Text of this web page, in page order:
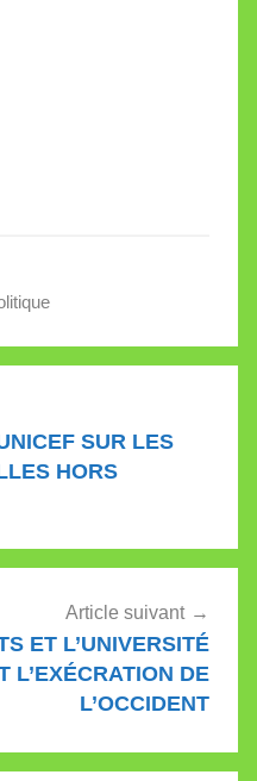
SUR LES
HORS
Article suivant
ET L’UNIVERSITÉ
L’EXÉCRATION DE
L’OCCIDENT